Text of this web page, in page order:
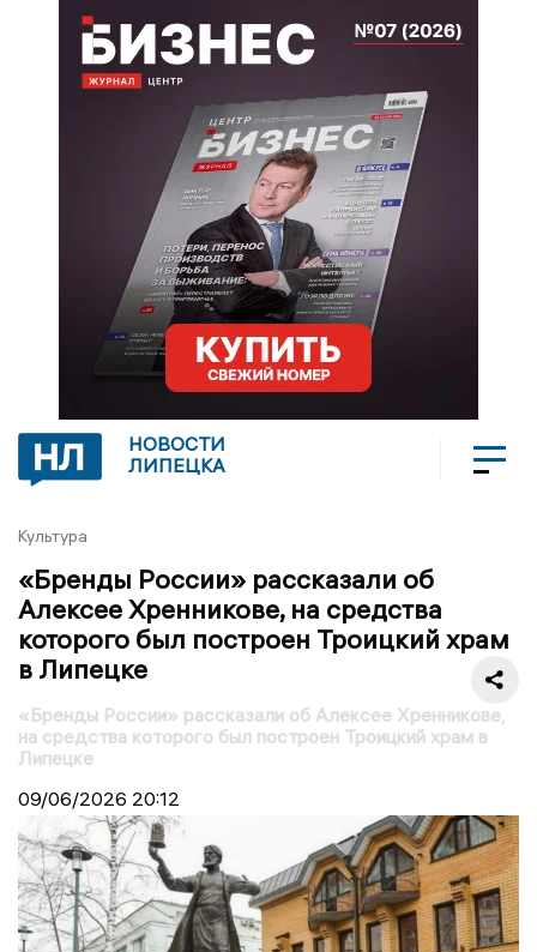
НОВОСТИ
ЛИПЕЦКА
Культура
«Бренды России» рассказали об
Алексее Хренникове, на средства
которого был построен Троицкий храм
в Липецке
«Бренды России» рассказали об Алексее Хренникове,
на средства которого был построен Троицкий храм в
Липецке
09/06/2026 20:12